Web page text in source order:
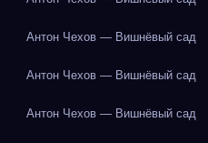
Антон Чехов — Вишнёвый сад
Антон Чехов — Вишнёвый сад
Антон Чехов — Вишнёвый сад